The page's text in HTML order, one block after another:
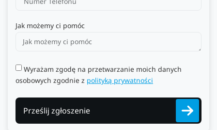
Jak możemy ci pomóc
Wyrażam zgodę na przetwarzanie moich danych
osobowych zgodnie z polityką prywatności
Prześlij zgłoszenie